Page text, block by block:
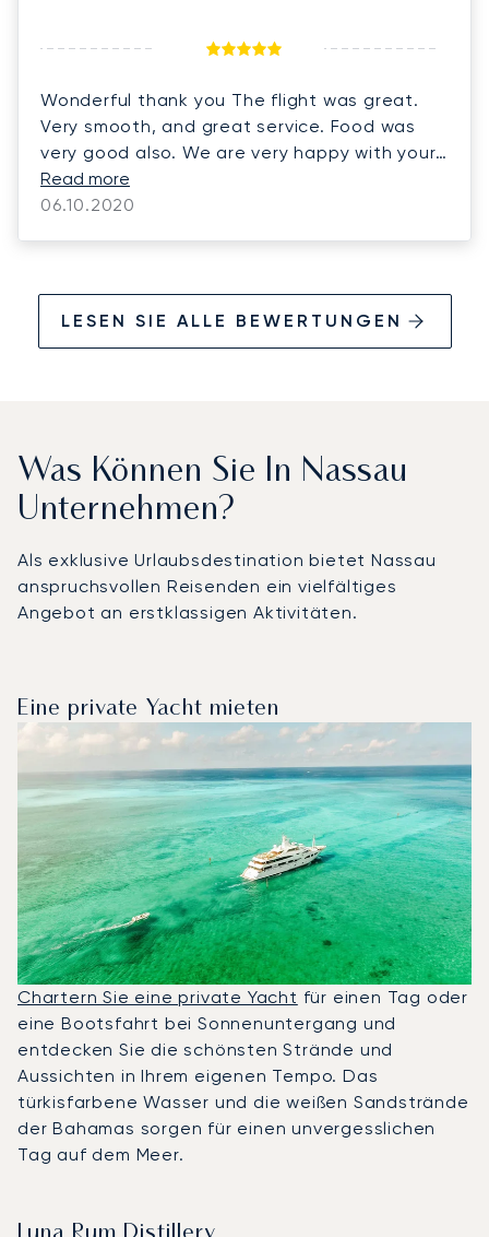
Wonderful thank you The flight was great.
Very smooth, and great service. Food was
very good also. We are very happy with your
Read more
06.10.2020
LESEN SIE ALLE BEWERTUNGEN
Was Können Sie In Nassau
Unternehmen?
Als exklusive Urlaubsdestination bietet Nassau
anspruchsvollen Reisenden ein vielfältiges
Angebot an erstklassigen Aktivitäten.
Eine private Yacht mieten
Chartern Sie eine private Yacht für einen Tag oder
eine Bootsfahrt bei Sonnenuntergang und
entdecken Sie die schönsten Strände und
Aussichten in Ihrem eigenen Tempo. Das
türkisfarbene Wasser und die weißen Sandstrände
der Bahamas sorgen für einen unvergesslichen
Tag auf dem Meer.